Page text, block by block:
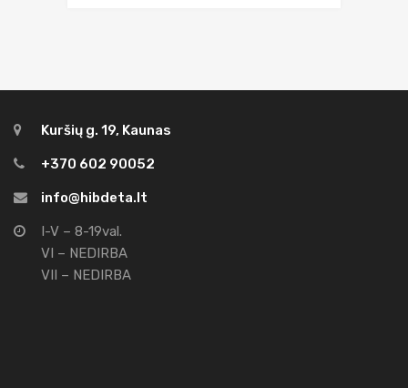
Kuršių g. 19, Kaunas
+370 602 90052
info@hibdeta.lt
I-V – 8-19val.
VI – NEDIRBA
VII – NEDIRBA